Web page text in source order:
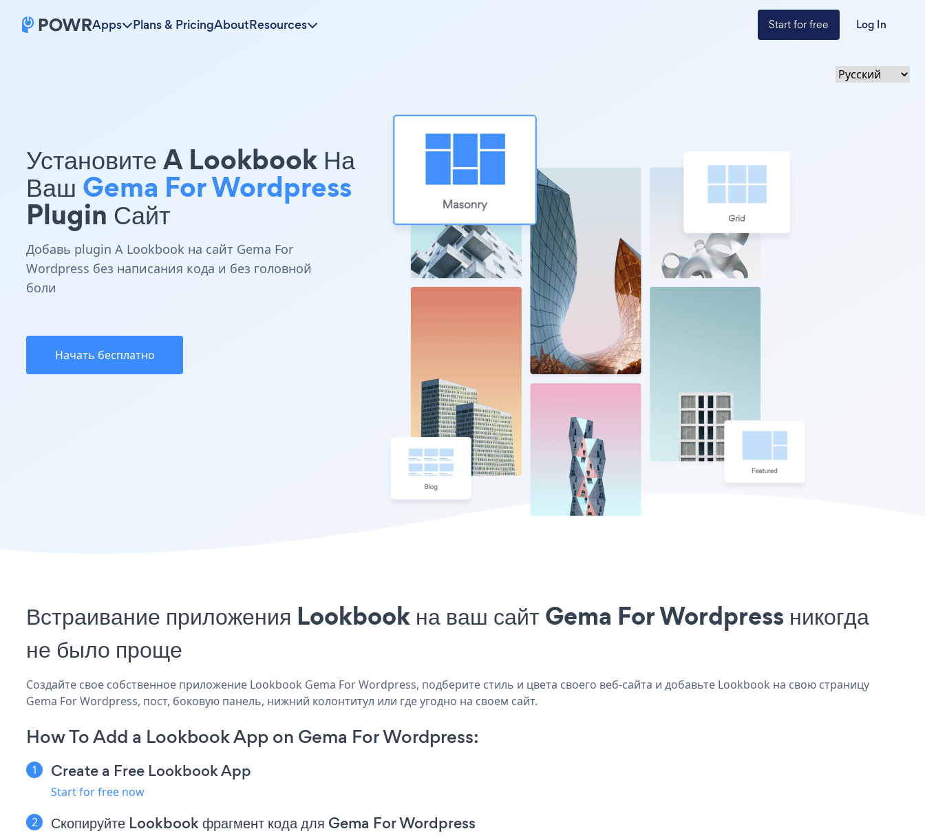
Apps Plans & PricingAboutResources Start for free Log In
Установите A Lookbook На
Ваш Gema For Wordpress
Plugin Сайт
Добавь plugin A Lookbook на сайт Gema For
Wordpress без написания кода и без головной
боли
Начать бесплатно
Встраивание приложения Lookbook на ваш сайт Gema For Wordpress никогда
не было проще
Создайте свое собственное приложение Lookbook Gema For Wordpress, подберите стиль и цвета своего веб-сайта и добавьте Lookbook на свою страницу
Gema For Wordpress, пост, боковую панель, нижний колонтитул или где угодно на своем сайт.
How To Add a Lookbook App on Gema For Wordpress:
Create a Free Lookbook App
Start for free now
Скопируйте Lookbook фрагмент кода для Gema For Wordpress